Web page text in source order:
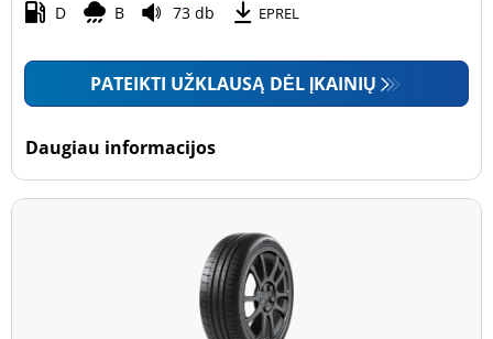
D B 73 db EPREL
PATEIKTI UŽKLAUSĄ DĖL ĮKAINIŲ
Daugiau informacijos